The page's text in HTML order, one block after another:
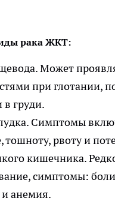
рака ЖКТ:
Может
при глотании,
груди.
Симптомы
тошноту, рвоту и
кишечника.
симптомы:
анемия.